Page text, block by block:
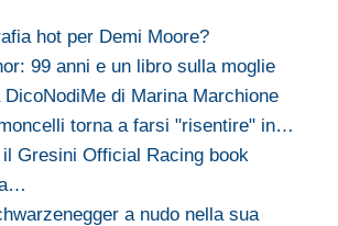
hot per Demi Moore?
99 anni e un libro sulla moglie
DicoNodiMe di Marina Marchione
torna a farsi "risentire" in…
Gresini Official Racing book
a nudo nella sua